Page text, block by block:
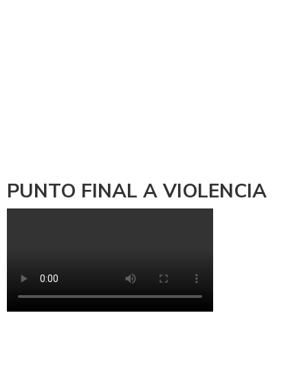
PUNTO FINAL A VIOLENCIA